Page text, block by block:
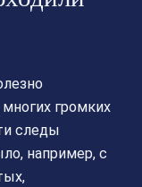
громких
следы
например, с